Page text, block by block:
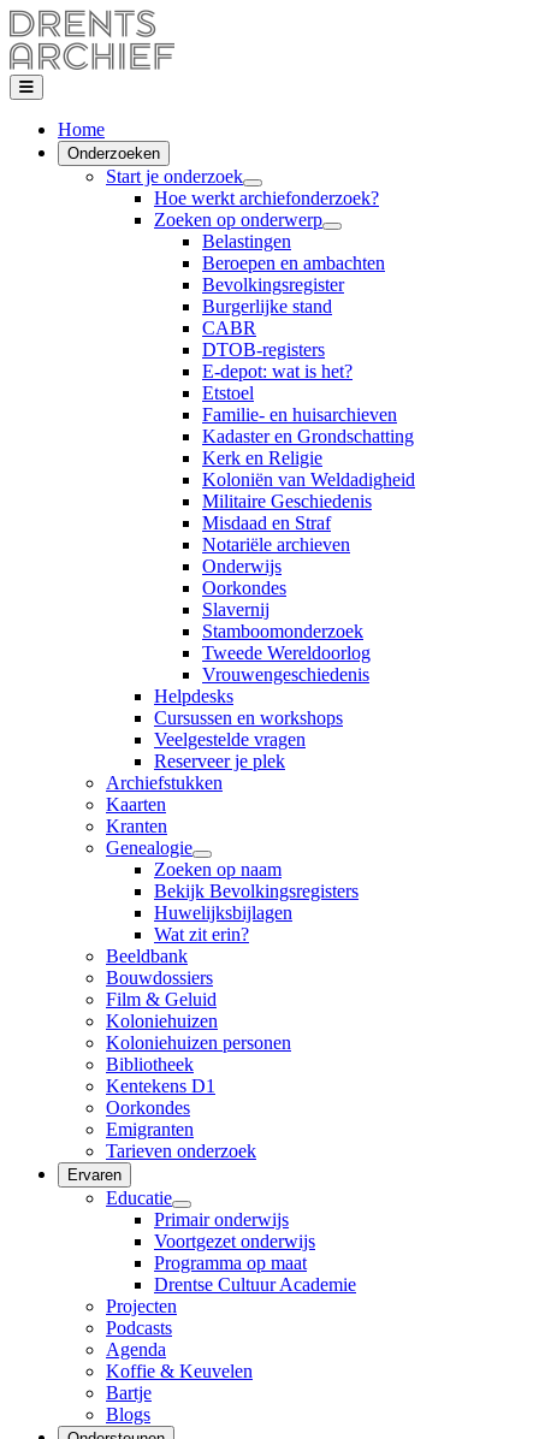
Home
Onderzoeken
Start je onderzoek
Hoe werkt archiefonderzoek?
Zoeken op onderwerp
Belastingen
Beroepen en ambachten
Bevolkingsregister
Burgerlijke stand
CABR
DTOB-registers
E-depot: wat is het?
Etstoel
Familie- en huisarchieven
Kadaster en Grondschatting
Kerk en Religie
Koloniën van Weldadigheid
Militaire Geschiedenis
Misdaad en Straf
Notariële archieven
Onderwijs
Oorkondes
Slavernij
Stamboomonderzoek
Tweede Wereldoorlog
Vrouwengeschiedenis
Helpdesks
Cursussen en workshops
Veelgestelde vragen
Reserveer je plek
Archiefstukken
Kaarten
Kranten
Genealogie
Zoeken op naam
Bekijk Bevolkingsregisters
Huwelijksbijlagen
Wat zit erin?
Beeldbank
Bouwdossiers
Film & Geluid
Koloniehuizen
Koloniehuizen personen
Bibliotheek
Kentekens D1
Oorkondes
Emigranten
Tarieven onderzoek
Ervaren
Educatie
Primair onderwijs
Voortgezet onderwijs
Programma op maat
Drentse Cultuur Academie
Projecten
Podcasts
Agenda
Koffie & Keuvelen
Bartje
Blogs